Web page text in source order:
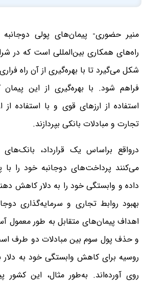
منیر حضوری- پیمان‌های پولی
راه‌های همکاری بین‌المللی است که در
شکل می‌گیرد تا با بهره‌گیری از آن راه
فراهم شود. با بهره‌گیری از این
استفاده از ارزهای قوی و با استفاده
تجارت و مبادلات بانکی بپردازند.
درواقع براساس یک قرارداد،
می‌کنند پرداخت‌های دوجانبه خود را
داده و وابستگی خود را به دلار کاهش
بهبود روابط تجاری و سرمایه‌گذاری
اهداف پیمان‌های متقابل به طور معمول
و حذف پول سوم بین مبادلات دو طرف
روسیه برای کاهش وابستگی خود به دلار
روی آورده‌اند. به‌طور مثال، این کشور